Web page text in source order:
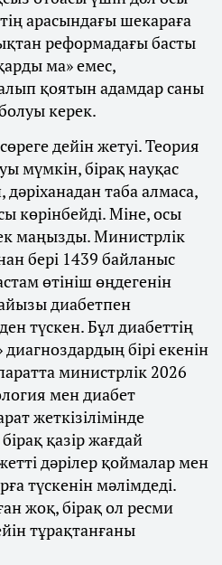
арасындағы шекараға
реформадағы басты
ма» емес,
қоятын адамдар саны
керек.
дейін жетуі. Теория
мүмкін, бірақ науқас
таба алмаса,
көрінбейді. Міне, осы
маңызды. Министрлік
бері 1439 байланыс
өтініш өңдегенін
диабетпен
түскен. Бұл диабеттің
диагноздардың бірі екенін
министрлік 2026
мен диабет
жеткізілімінде
бірақ қазір жағдай
дәрілер қоймалар мен
түскенін мәлімдеді.
жоқ, бірақ ол ресми
тұрақтанғаны